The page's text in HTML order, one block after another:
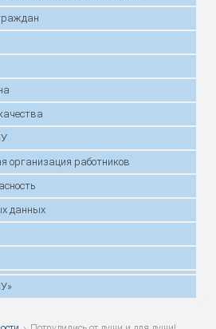
организация работников
данных